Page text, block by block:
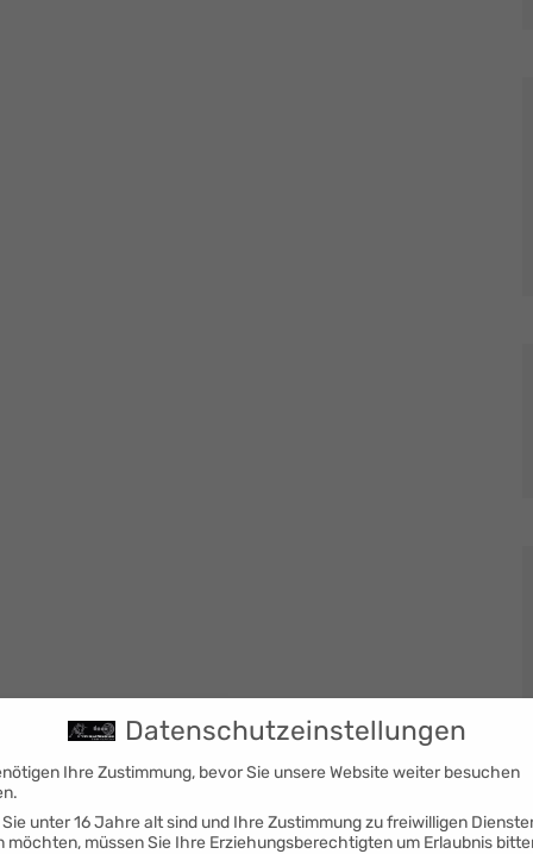
Datenschutzeinstellungen
Ihre Zustimmung, bevor Sie unsere Website weiter besuchen
Sie unter 16 Jahre alt sind und Ihre Zustimmung zu freiwilligen
möchten, müssen Sie Ihre Erziehungsberechtigten um Erlaubnis